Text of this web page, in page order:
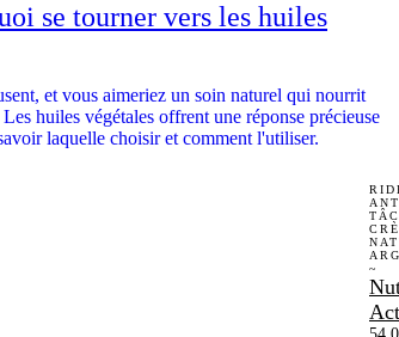
se tourner vers les huiles
et vous aimeriez un soin naturel qui nourrit
huiles végétales offrent une réponse précieuse
laquelle choisir et comment l'utiliser.
~